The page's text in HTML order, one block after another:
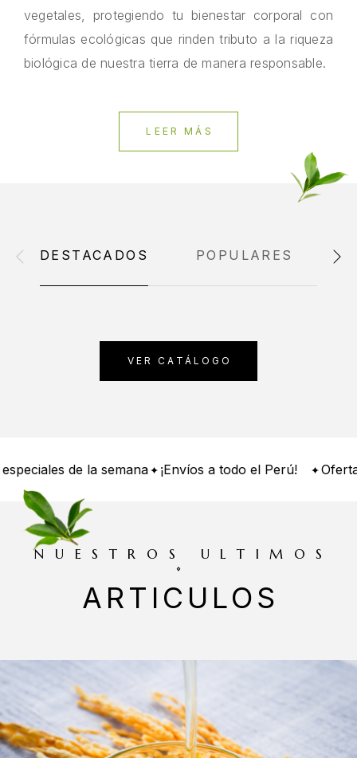
vegetales, protegiendo tu bienestar corporal con
fórmulas ecológicas que rinden tributo a la riqueza
biológica de nuestra tierra de manera responsable.
LEER MÁS
DESTACADOS POPULARES
VER CATÁLOGO
de la semana ¡Envíos a todo el Perú! Ofertas
NUESTROS ULTIMOS
ARTICULOS